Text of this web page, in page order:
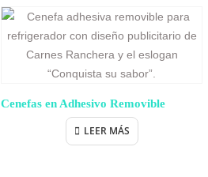
Cenefas en Adhesivo Removible
LEER MÁS